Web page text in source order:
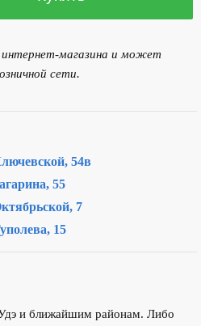
интернет-магазина и может
сети.
54в
55
7
15
и ближайшим районам. Либо